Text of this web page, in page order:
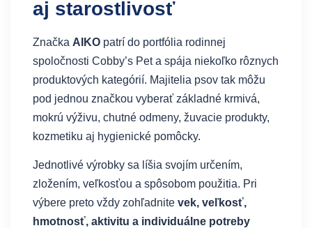
aj starostlivosť
Značka AIKO patrí do portfólia rodinnej
spoločnosti Cobby’s Pet a spája niekoľko rôznych
produktových kategórií. Majitelia psov tak môžu
pod jednou značkou vyberať základné krmivá,
mokrú výživu, chutné odmeny, žuvacie produkty,
kozmetiku aj hygienické pomôcky.
Jednotlivé výrobky sa líšia svojím určením,
zložením, veľkosťou a spôsobom použitia. Pri
výbere preto vždy zohľadnite vek, veľkosť,
hmotnosť, aktivitu a individuálne potreby